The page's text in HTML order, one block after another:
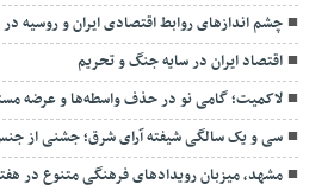
چشم اندازهای روابط اقتصادی ایران و روسیه در سال
اقتصاد ایران در سایه جنگ و تحریم
لاکمیت؛ گامی نو در حذف واسطه‌ها و عرضه
سی و یک سالگی شیفته آرای شرق؛ جشنی از
مشهد، میزبان رویدادهای فرهنگی متنوع در